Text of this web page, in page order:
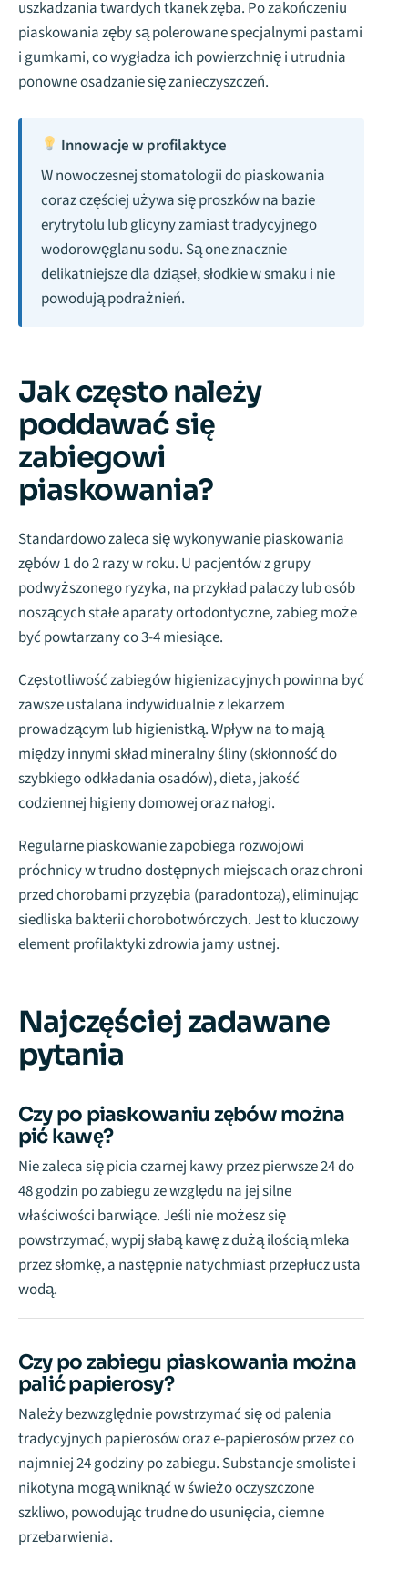
uszkadzania twardych tkanek zęba. Po zakończeniu
piaskowania zęby są polerowane specjalnymi pastami
i gumkami, co wygładza ich powierzchnię i utrudnia
ponowne osadzanie się zanieczyszczeń.
Innowacje w profilaktyce
W nowoczesnej stomatologii do piaskowania
coraz częściej używa się proszków na bazie
erytrytolu lub glicyny zamiast tradycyjnego
wodorowęglanu sodu. Są one znacznie
delikatniejsze dla dziąseł, słodkie w smaku i nie
powodują podrażnień.
Jak często należy
poddawać się
zabiegowi
piaskowania?
Standardowo zaleca się wykonywanie piaskowania
zębów 1 do 2 razy w roku. U pacjentów z grupy
podwyższonego ryzyka, na przykład palaczy lub osób
noszących stałe aparaty ortodontyczne, zabieg może
być powtarzany co 3-4 miesiące.
Częstotliwość zabiegów higienizacyjnych powinna być
zawsze ustalana indywidualnie z lekarzem
prowadzącym lub higienistką. Wpływ na to mają
między innymi skład mineralny śliny (skłonność do
szybkiego odkładania osadów), dieta, jakość
codziennej higieny domowej oraz nałogi.
Regularne piaskowanie zapobiega rozwojowi
próchnicy w trudno dostępnych miejscach oraz chroni
przed chorobami przyzębia (paradontozą), eliminując
siedliska bakterii chorobotwórczych. Jest to kluczowy
element profilaktyki zdrowia jamy ustnej.
Najczęściej zadawane
pytania
Czy po piaskowaniu zębów można
pić kawę?
Nie zaleca się picia czarnej kawy przez pierwsze 24 do
48 godzin po zabiegu ze względu na jej silne
właściwości barwiące. Jeśli nie możesz się
powstrzymać, wypij słabą kawę z dużą ilością mleka
przez słomkę, a następnie natychmiast przepłucz usta
wodą.
Czy po zabiegu piaskowania można
palić papierosy?
Należy bezwzględnie powstrzymać się od palenia
tradycyjnych papierosów oraz e-papierosów przez co
najmniej 24 godziny po zabiegu. Substancje smoliste i
nikotyna mogą wniknąć w świeżo oczyszczone
szkliwo, powodując trudne do usunięcia, ciemne
przebarwienia.